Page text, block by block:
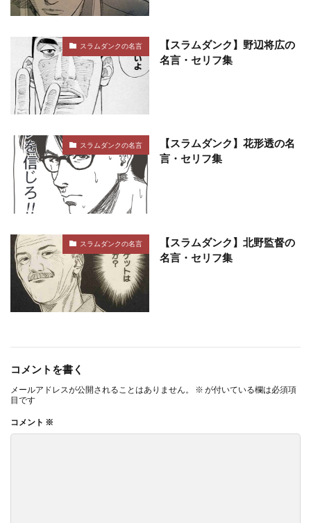
スラムダンクの名言
【スラムダンク】野辺将広の
名言・セリフ集
スラムダンクの名言
【スラムダンク】花形透の名
言・セリフ集
スラムダンクの名言
【スラムダンク】北野監督の
名言・セリフ集
コメントを書く
メールアドレスが公開されることはありません。 ※ が付いている欄は必須項
目です
コメント ※